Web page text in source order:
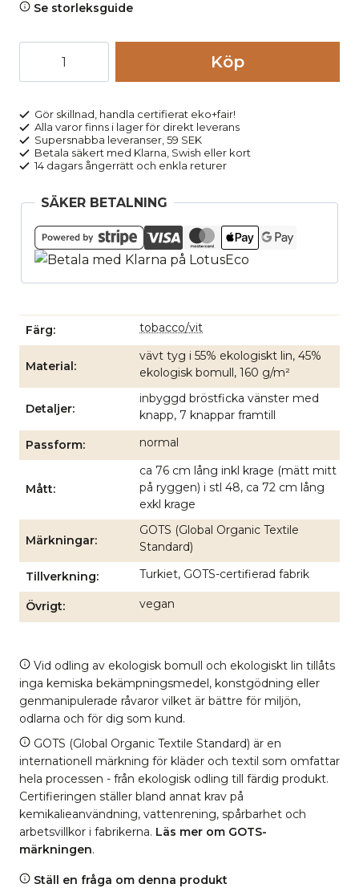
Se storleksguide
kortärm
GEORGE
finrandig
brun
mängd
Köp
Gör skillnad, handla certifierat eko+fair!
Alla varor finns i lager för direkt leverans
Supersnabba leveranser, 59 SEK
Betala säkert med Klarna, Swish eller kort
14 dagars ångerrätt och enkla returer
SÄKER BETALNING
Färg tobacco/vit
Material
vävt tyg i 55% ekologiskt lin, 45%
ekologisk bomull, 160 g/m²
Detaljer
inbyggd bröstficka vänster med
knapp, 7 knappar framtill
Passform normal
Mått
ca 76 cm lång inkl krage (mätt mitt
på ryggen) i stl 48, ca 72 cm lång
exkl krage
Märkningar
GOTS (Global Organic Textile
Standard)
Tillverkning Turkiet, GOTS-certifierad fabrik
Övrigt vegan
Vid odling av ekologisk bomull och ekologiskt lin tillåts
inga kemiska bekämpningsmedel, konstgödning eller
genmanipulerade råvaror vilket är bättre för miljön,
odlarna och för dig som kund.
GOTS (Global Organic Textile Standard) är en
internationell märkning för kläder och textil som omfattar
hela processen - från ekologisk odling till färdig produkt.
Certifieringen ställer bland annat krav på
kemikalieanvändning, vattenrening, spårbarhet och
arbetsvillkor i fabrikerna. Läs mer om GOTS-
märkningen.
Ställ en fråga om denna produkt